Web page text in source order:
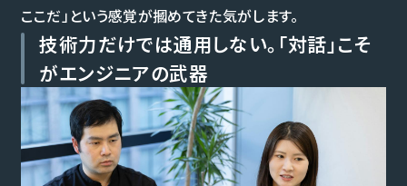
ここだ」という感覚が摑めてきた気がします。
技術力だけでは通用しない。「対話」こそ
がエンジニアの武器